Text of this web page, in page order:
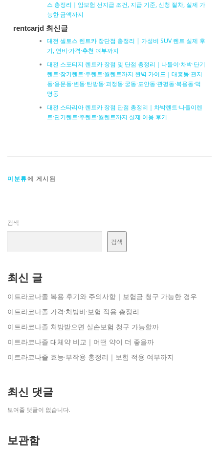
스 총정리｜암보험 선지급 조건, 지급 기준, 신청 절차, 실제 가
능한 금액까지
rentcarjd 최신글
대전 셀토스 렌트카 장단점 총정리 | 가성비 SUV 렌트 실제 후
기, 연비·가격·추천 여부까지
대전 스포티지 렌트카 장점 및 단점 총정리｜나들이·차박·단기
렌트·장기렌트·주렌트·월렌트까지 완벽 가이드｜대흥동·관저
동·용문동·변동·탄방동·괴정동·궁동·도안동·관평동·복용동·덕
명동
대전 스타리아 렌트카 장점 단점 총정리｜차박렌트·나들이렌
트·단기렌트·주렌트·월렌트까지 실제 이용 후기
미분류에 게시됨
검색
검색
최신 글
이트라코나졸 복용 후기와 주의사항｜보험금 청구 가능한 경우
이트라코나졸 가격·처방비·보험 적용 총정리
이트라코나졸 처방받으면 실손보험 청구 가능할까
이트라코나졸 대체약 비교｜어떤 약이 더 좋을까
이트라코나졸 효능·부작용 총정리｜보험 적용 여부까지
최신 댓글
보여줄 댓글이 없습니다.
보관함